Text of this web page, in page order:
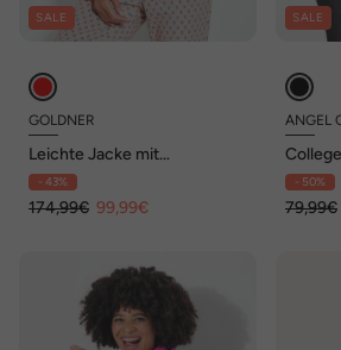
SALE
GOLDNER
Leichte Jacke mit
Stehkragen in rot
- 43%
174,99€ 99,99€
SALE
ANGEL
- 50%
79,99€